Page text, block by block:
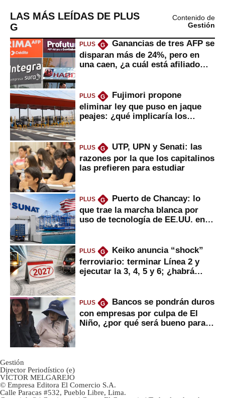
LAS MÁS LEÍDAS DE PLUS
G
Contenido de
Gestión
PLUS G
Ganancias de tres AFP se
disparan más de 24%, pero en
una caen, ¿a cuál está afiliado
PLUS G
Fujimori propone
eliminar ley que puso en jaque
peajes: ¿qué implicaría los
PLUS G
UTP, UPN y Senati: las
razones por la que los capitalinos
las prefieren para estudiar
PLUS G
Puerto de Chancay: lo
que trae la marcha blanca por
uso de tecnología de EE.UU. en
PLUS G
Keiko anuncia “shock”
ferroviario: terminar Línea 2 y
ejecutar la 3, 4, 5 y 6; ¿habrá
PLUS G
Bancos se pondrán duros
con empresas por culpa de El
Niño, ¿por qué será bueno para
Gestión
Director Periodístico (e)
VÍCTOR MELGAREJO
© Empresa Editora El Comercio S.A.
Calle Paracas #532, Pueblo Libre, Lima.